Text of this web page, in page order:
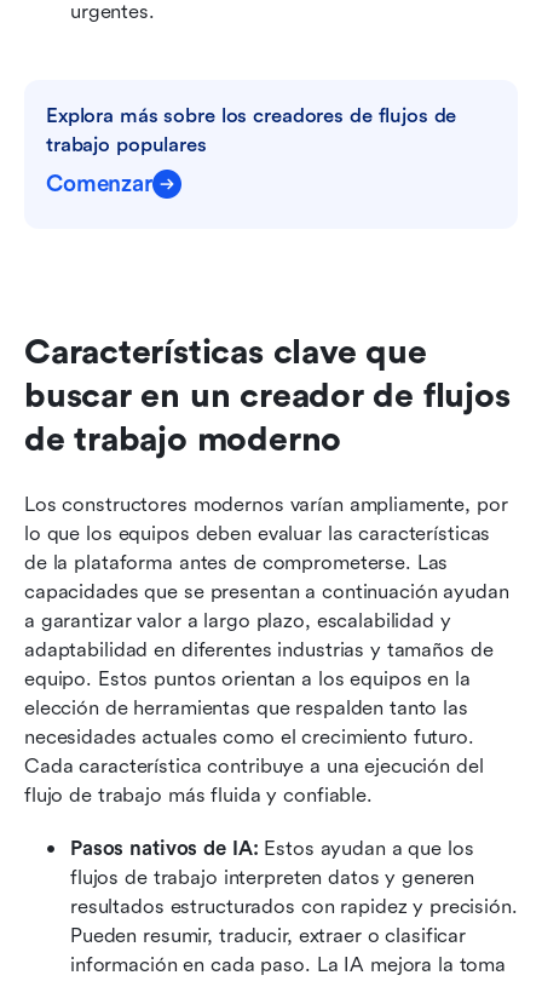
urgentes.
Explora más sobre los creadores de flujos de
trabajo populares
Comenzar
Características clave que
buscar en un creador de flujos
de trabajo moderno
Los constructores modernos varían ampliamente, por
lo que los equipos deben evaluar las características
de la plataforma antes de comprometerse. Las
capacidades que se presentan a continuación ayudan
a garantizar valor a largo plazo, escalabilidad y
adaptabilidad en diferentes industrias y tamaños de
equipo. Estos puntos orientan a los equipos en la
elección de herramientas que respalden tanto las
necesidades actuales como el crecimiento futuro.
Cada característica contribuye a una ejecución del
flujo de trabajo más fluida y confiable.
Pasos nativos de IA: Estos ayudan a que los
flujos de trabajo interpreten datos y generen
resultados estructurados con rapidez y precisión.
Pueden resumir, traducir, extraer o clasificar
información en cada paso. La IA mejora la toma